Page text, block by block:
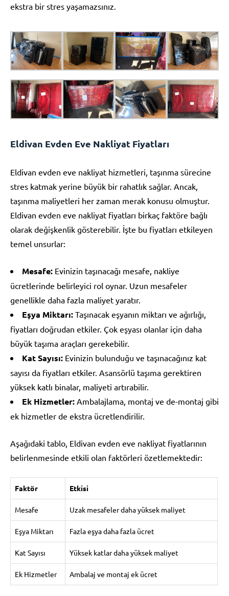
ekstra bir stres yaşamazsınız.
Eldivan Evden Eve Nakliyat Fiyatları
Eldivan evden eve nakliyat hizmetleri, taşınma sürecine
stres katmak yerine büyük bir rahatlık sağlar. Ancak,
taşınma maliyetleri her zaman merak konusu olmuştur.
Eldivan evden eve nakliyat fiyatları birkaç faktöre bağlı
olarak değişkenlik gösterebilir. İşte bu fiyatları etkileyen
temel unsurlar:
Mesafe: Evinizin taşınacağı mesafe, nakliye
ücretlerinde belirleyici rol oynar. Uzun mesafeler
genellikle daha fazla maliyet yaratır.
Eşya Miktarı: Taşınacak eşyanın miktarı ve ağırlığı,
fiyatları doğrudan etkiler. Çok eşyası olanlar için daha
büyük taşıma araçları gerekebilir.
Kat Sayısı: Evinizin bulunduğu ve taşınacağınız kat
sayısı da fiyatları etkiler. Asansörlü taşıma gerektiren
yüksek katlı binalar, maliyeti artırabilir.
Ek Hizmetler: Ambalajlama, montaj ve de-montaj gibi
ek hizmetler de ekstra ücretlendirilir.
Aşağıdaki tablo, Eldivan evden eve nakliyat fiyatlarının
belirlenmesinde etkili olan faktörleri özetlemektedir:
Faktör Etkisi
Mesafe Uzak mesafeler daha yüksek maliyet
Eşya Miktarı Fazla eşya daha fazla ücret
Kat Sayısı Yüksek katlar daha yüksek maliyet
Ek Hizmetler Ambalaj ve montaj ek ücret